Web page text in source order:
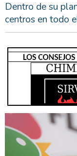
Dentro de su
centros en todo